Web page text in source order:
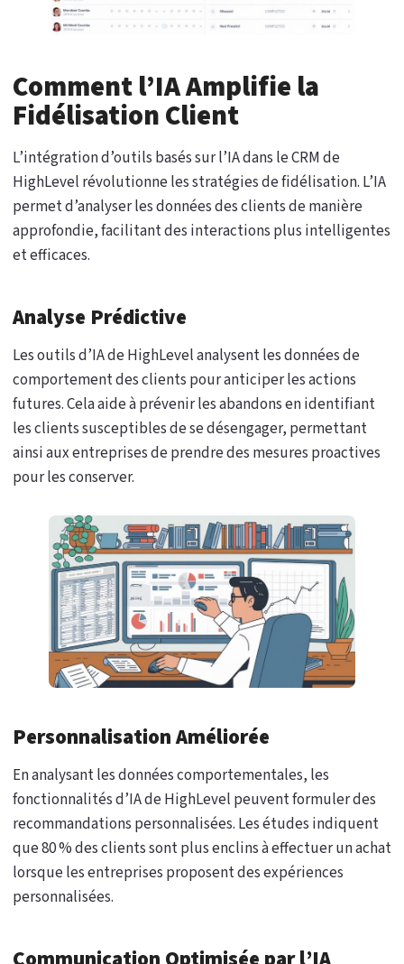
Comment l’IA Amplifie la
Fidélisation Client
L’intégration d’outils basés sur l’IA dans le CRM de
HighLevel révolutionne les stratégies de fidélisation. L’IA
permet d’analyser les données des clients de manière
approfondie, facilitant des interactions plus intelligentes
et efficaces.
Analyse Prédictive
Les outils d’IA de HighLevel analysent les données de
comportement des clients pour anticiper les actions
futures. Cela aide à prévenir les abandons en identifiant
les clients susceptibles de se désengager, permettant
ainsi aux entreprises de prendre des mesures proactives
pour les conserver.
Personnalisation Améliorée
En analysant les données comportementales, les
fonctionnalités d’IA de HighLevel peuvent formuler des
recommandations personnalisées. Les études indiquent
que 80 % des clients sont plus enclins à effectuer un achat
lorsque les entreprises proposent des expériences
personnalisées.